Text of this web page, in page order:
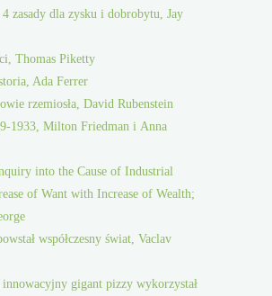
zasady dla zysku i dobrobytu, Jay
Thomas Piketty
Ada Ferrer
rzemiosła, David Rubenstein
1933, Milton Friedman i Anna
into the Cause of Industrial
of Want with Increase of Wealth;
współczesny świat, Vaclav
gigant pizzy wykorzystał